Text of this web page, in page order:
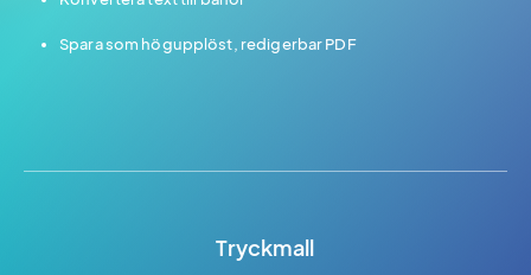
Spara som högupplöst, redigerbar PDF
Tryckmall